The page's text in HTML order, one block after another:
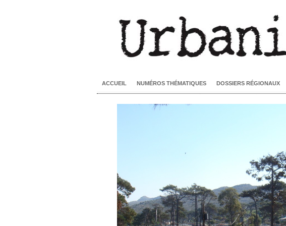
ACCUEIL NUMÉROS THÉMATIQUES DOSSIERS RÉGIONAUX